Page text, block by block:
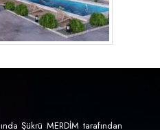
Şükrü MERDİM tarafından